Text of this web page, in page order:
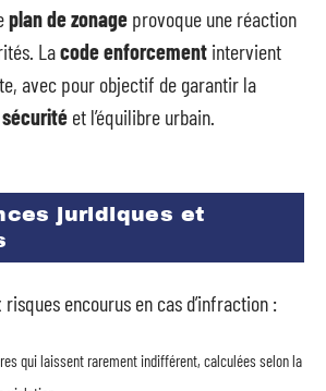
plan de zonage provoque une réaction
Lacode enforcement intervient
avec pour objectif de garantir la
sécurité et l’équilibre urbain.
juridiques et
encourus en cas d’infraction :
qui laissent rarement indifférent, calculées selon la